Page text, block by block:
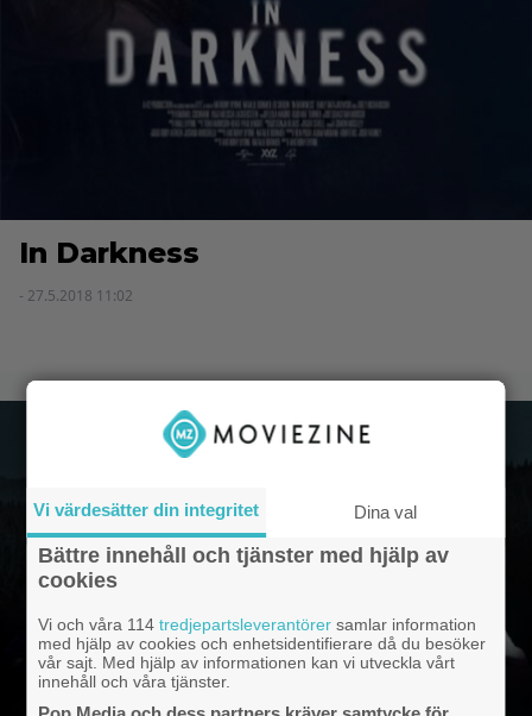
In Darkness
- 27.5.2018 11:02
Vi värdesätter din integritet Dina val
Bättre innehåll och tjänster med hjälp av
cookies
Vi och våra 114tredjepartsleverantörer samlar information
med hjälp av cookies och enhetsidentifierare då du besöker
vår sajt. Med hjälp av informationen kan vi utveckla vårt
innehåll och våra tjänster.